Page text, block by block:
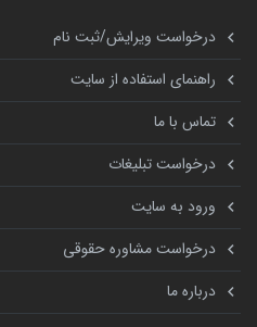
درخواست ویرایش/ثبت نام
راهنمای استفاده از سایت
تماس با ما
درخواست تبلیغات
ورود به سایت
درخواست مشاوره حقوقی
درباره ما